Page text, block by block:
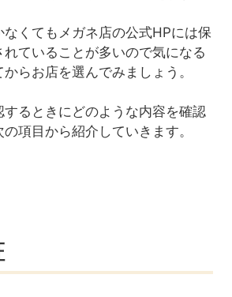
くてもメガネ店の公式HPには保
ていることが多いので気になる
らお店を選んでみましょう。
るときにどのような内容を確認
項目から紹介していきます。